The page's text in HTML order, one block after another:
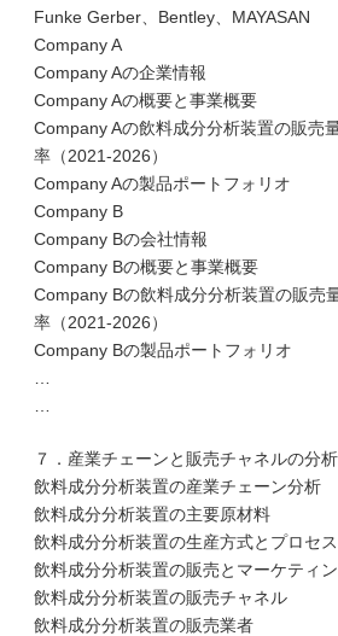
Funke Gerber、Bentley、MAYASAN
Company A
Company Aの企業情報
Company Aの概要と事業概要
Company Aの飲料成分分析装置の販売
率（2021-2026）
Company Aの製品ポートフォリオ
Company B
Company Bの会社情報
Company Bの概要と事業概要
Company Bの飲料成分分析装置の販売
率（2021-2026）
Company Bの製品ポートフォリオ
７．産業チェーンと販売チャネルの分析
飲料成分分析装置の産業チェーン分析
飲料成分分析装置の主要原材料
飲料成分分析装置の生産方式とプロセス
飲料成分分析装置の販売とマーケティ
飲料成分分析装置の販売チャネル
飲料成分分析装置の販売業者